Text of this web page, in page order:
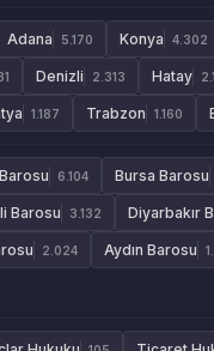
Adana 5.170 Konya 4.302
Denizli 2.313 Hatay
1.187 Trabzon 1.160
6.104 Bursa Barosu
Barosu 3.132 Diyarbakır
2.024 Aydın Barosu